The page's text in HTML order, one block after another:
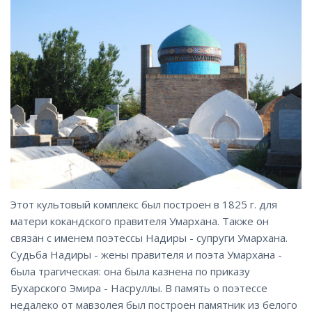
Этот культовый комплекс был построен в 1825 г. для
матери кокандского правителя Умархана. Также он
связан с именем поэтессы Надиры - супруги Умархана.
Судьба Надиры - жены правителя и поэта Умархана -
была трагическая: она была казнена по приказу
Бухарского Эмира - Насруллы. В память о поэтессе
недалеко от мавзолея был построен памятник из белого